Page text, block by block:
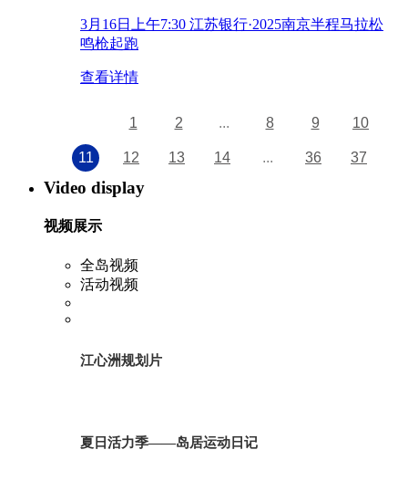
3月16日上午7:30 江苏银行·2025南京半程马拉松
鸣枪起跑
查看详情
1 2 ... 8 9 10
11 12 13 14 ... 36 37
Video display
视频展示
全岛视频
活动视频
江心洲规划片
夏日活力季——岛居运动日记